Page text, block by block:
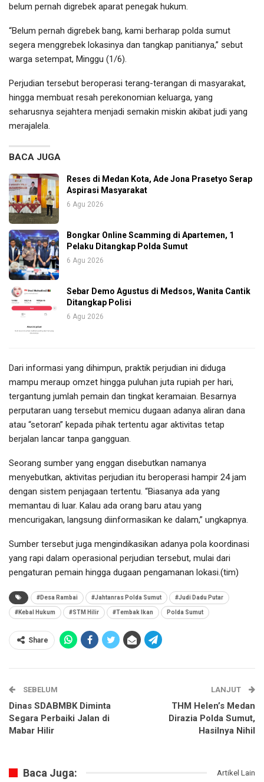
belum pernah digrebek aparat penegak hukum.
“Belum pernah digrebek bang, kami berharap polda sumut
segera menggrebek lokasinya dan tangkap panitianya,” sebut
warga setempat, Minggu (1/6).
Perjudian tersebut beroperasi terang-terangan di masyarakat,
hingga membuat resah perekonomian keluarga, yang
seharusnya sejahtera menjadi semakin miskin akibat judi yang
merajalela.
BACA JUGA
Reses di Medan Kota, Ade Jona Prasetyo Serap
Aspirasi Masyarakat
6 Agu 2026
Bongkar Online Scamming di Apartemen, 1
Pelaku Ditangkap Polda Sumut
6 Agu 2026
Sebar Demo Agustus di Medsos, Wanita Cantik
Ditangkap Polisi
6 Agu 2026
Dari informasi yang dihimpun, praktik perjudian ini diduga
mampu meraup omzet hingga puluhan juta rupiah per hari,
tergantung jumlah pemain dan tingkat keramaian. Besarnya
perputaran uang tersebut memicu dugaan adanya aliran dana
atau “setoran” kepada pihak tertentu agar aktivitas tetap
berjalan lancar tanpa gangguan.
Seorang sumber yang enggan disebutkan namanya
menyebutkan, aktivitas perjudian itu beroperasi hampir 24 jam
dengan sistem penjagaan tertentu. “Biasanya ada yang
memantau di luar. Kalau ada orang baru atau yang
mencurigakan, langsung diinformasikan ke dalam,” ungkapnya.
Sumber tersebut juga mengindikasikan adanya pola koordinasi
yang rapi dalam operasional perjudian tersebut, mulai dari
pengaturan pemain hingga dugaan pengamanan lokasi.(tim)
#Desa Rambai #Jahtanras Polda Sumut #Judi Dadu Putar
#Kebal Hukum #STM Hilir #Tembak Ikan Polda Sumut
Share
SEBELUM
Dinas SDABMBK Diminta
Segara Perbaiki Jalan di
Mabar Hilir
LANJUT
THM Helen’s Medan
Dirazia Polda Sumut,
Hasilnya Nihil
Baca Juga: Artikel Lain